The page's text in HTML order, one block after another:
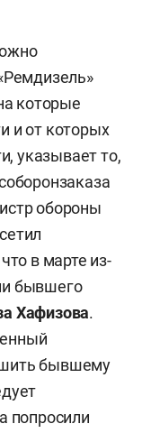
которые
и от которых
указывает то,
обороны
в марте из-
бывшего
Хафизова.
бывшему
попросили